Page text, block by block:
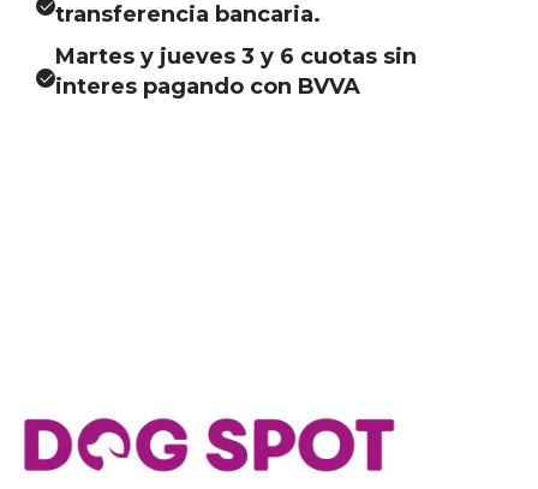
transferencia bancaria.
Martes y jueves 3 y 6 cuotas sin
interes pagando con BVVA